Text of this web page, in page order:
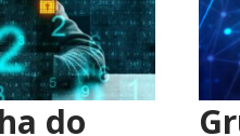
do